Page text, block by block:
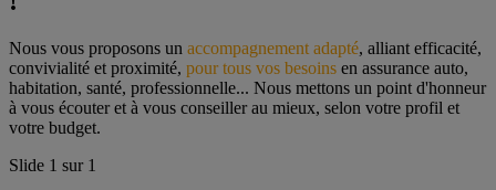
Nous vous proposons un accompagnement adapté, alliant efficacité,
convivialité et proximité, pour tous vos besoins en assurance auto,
habitation, santé, professionnelle... Nous mettons un point d'honneur
à vous écouter et à vous conseiller au mieux, selon votre profil et
votre budget.
Slide 1 sur 1